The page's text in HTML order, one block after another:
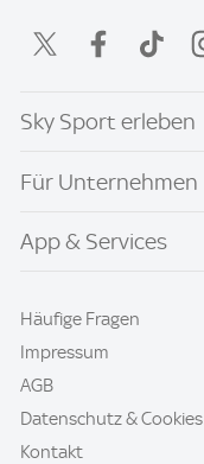
Sky Sport erleben
Für Unternehmen
App & Services
Häufige Fragen
Impressum
AGB
Datenschutz & Cookies
Kontakt